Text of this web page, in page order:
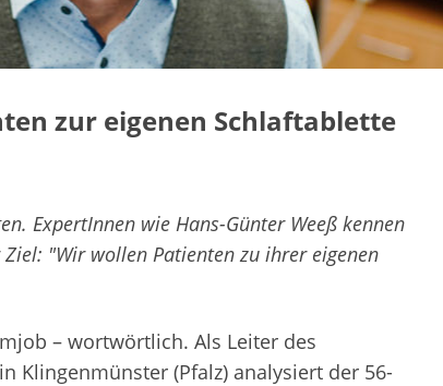
zur eigenen Schlaftablette
ExpertInnen wie Hans-Günter Weeß kennen
"Wir wollen Patienten zu ihrer eigenen
– wortwörtlich. Als Leiter des
Klingenmünster (Pfalz) analysiert der 56-